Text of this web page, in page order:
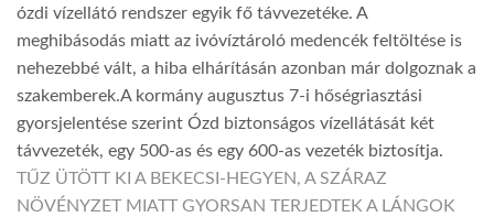
ózdi vízellátó rendszer egyik fő távvezetéke. A
meghibásodás miatt az ivóvíztároló medencék feltöltése is
nehezebbé vált, a hiba elhárításán azonban már dolgoznak a
szakemberek.A kormány augusztus 7-i hőségriasztási
gyorsjelentése szerint Ózd biztonságos vízellátását két
távvezeték, egy 500-as és egy 600-as vezeték biztosítja.
TŰZ ÜTÖTT KI A BEKECSI-HEGYEN, A SZÁRAZ
NÖVÉNYZET MIATT GYORSAN TERJEDTEK A LÁNGOK